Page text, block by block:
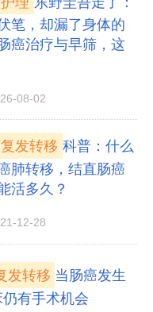
笔，却漏了身体的
治疗与早筛，这
08-02
发转移 科普：什么
肺转移，结直肠癌
活多久？
12-28
发转移 当肠癌发生
有手术机会